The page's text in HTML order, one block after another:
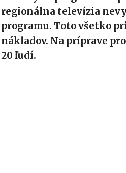
regionálna televízia
programu. Toto všetko
nákladov. Na príprave
20 ľudí.